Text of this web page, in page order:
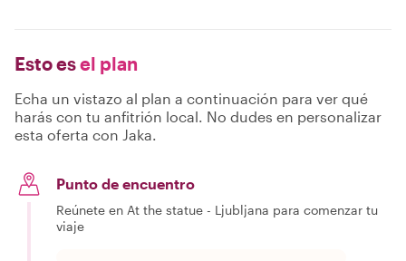
Esto esel plan
Echa un vistazo al plan a continuación para ver qué
harás con tu anfitrión local. No dudes en personalizar
esta oferta con Jaka.
Punto de encuentro
Reúnete en At the statue - Ljubljana para comenzar tu
viaje